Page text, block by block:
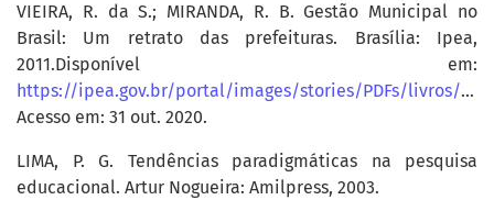
VIEIRA, R. da S.; MIRANDA, R. B. Gestão Municipal no
Brasil: Um retrato das prefeituras. Brasília: Ipea,
2011.Disponível em:
https://ipea.gov.br/portal/images/stories/PDFs/livros/livros/livro_gestaomunicipal.pdf
Acesso em: 31 out. 2020.
LIMA, P. G. Tendências paradigmáticas na pesquisa
educacional. Artur Nogueira: Amilpress, 2003.